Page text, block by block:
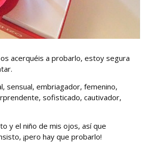
acerquéis a probarlo, estoy segura
sensual, embriagador, femenino,
sofisticado, cautivador,
y el niño de mis ojos, así que
¡pero hay que probarlo!